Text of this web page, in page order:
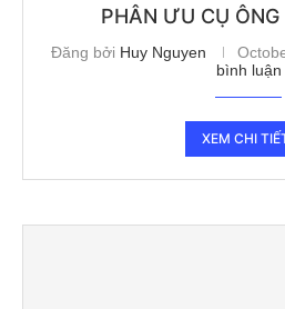
PHÂN ƯU CỤ
Đăng bởi Huy Nguyen
bình luận
XEM CHI